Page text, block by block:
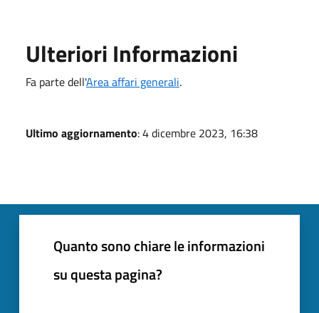
Ulteriori Informazioni
Fa parte dell'Area affari generali.
Ultimo aggiornamento: 4 dicembre 2023, 16:38
Quanto sono chiare le informazioni
su questa pagina?